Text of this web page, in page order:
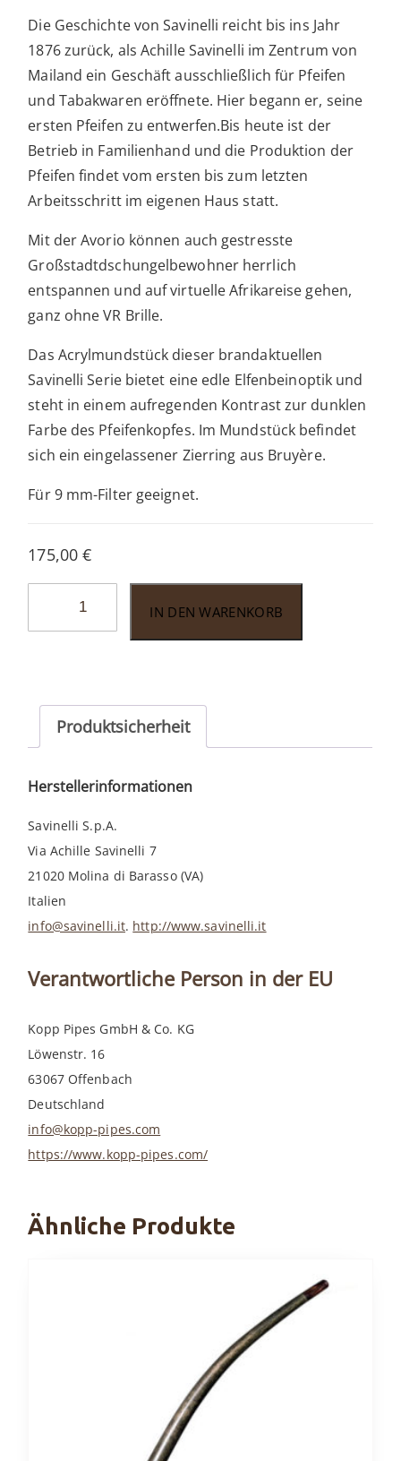
Die Geschichte von Savinelli reicht bis ins Jahr
1876 zurück, als Achille Savinelli im Zentrum von
Mailand ein Geschäft ausschließlich für Pfeifen
und Tabakwaren eröffnete. Hier begann er, seine
ersten Pfeifen zu entwerfen.Bis heute ist der
Betrieb in Familienhand und die Produktion der
Pfeifen findet vom ersten bis zum letzten
Arbeitsschritt im eigenen Haus statt.
Mit der Avorio können auch gestresste
Großstadtdschungelbewohner herrlich
entspannen und auf virtuelle Afrikareise gehen,
ganz ohne VR Brille.
Das Acrylmundstück dieser brandaktuellen
Savinelli Serie bietet eine edle Elfenbeinoptik und
steht in einem aufregenden Kontrast zur dunklen
Farbe des Pfeifenkopfes. Im Mundstück befindet
sich ein eingelassener Zierring aus Bruyère.
Für 9 mm-Filter geeignet.
175,00€
IN DEN WARENKORB
Produktsicherheit
Herstellerinformationen
Savinelli S.p.A.
Via Achille Savinelli 7
21020 Molina di Barasso (VA)
Italien
info@savinelli.it. http://www.savinelli.it
Verantwortliche Person in der EU
Kopp Pipes GmbH & Co. KG
Löwenstr. 16
63067 Offenbach
Deutschland
info@kopp-pipes.com
https://www.kopp-pipes.com/
Ähnliche Produkte